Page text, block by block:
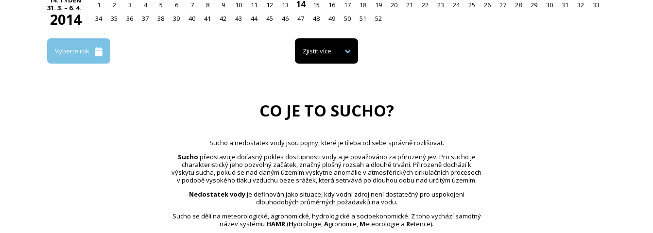
31. 3. – 6. 4.
2014
1 2 3 4 5 6 7 8 9 10 11 12 13 14 15 16 17 18 19 20 21 22 23 24 25 26 27 28 29 30 31 32
33
34
35 36 37 38 39 40 41 42 43 44 45 46 47 48 49 50 51 52
Vyberte rok Zjistit více
CO JE TO SUCHO?
Sucho a nedostatek vody jsou pojmy, které je třeba od sebe správně rozlišovat.
Sucho představuje dočasný pokles dostupnosti vody a je považováno za přirozený jev. Pro sucho je
charakteristický jeho pozvolný začátek, značný plošný rozsah a dlouhé trvání. Přirozeně dochází k
výskytu sucha, pokud se nad daným územím vyskytne anomálie v atmosférických cirkulačních procesech
v podobě vysokého tlaku vzduchu beze srážek, která setrvává po dlouhou dobu nad určitým územím.
Nedostatek vodyje definován jako situace, kdy vodní zdroj není dostatečný pro uspokojení
dlouhodobých průměrných požadavků na vodu.
Sucho se dělí na meteorologické, agronomické, hydrologické a socioekonomické. Z toho vychází samotný
název systému HAMR(Hydrologie,Agronomie, Meteorologie a Retence).